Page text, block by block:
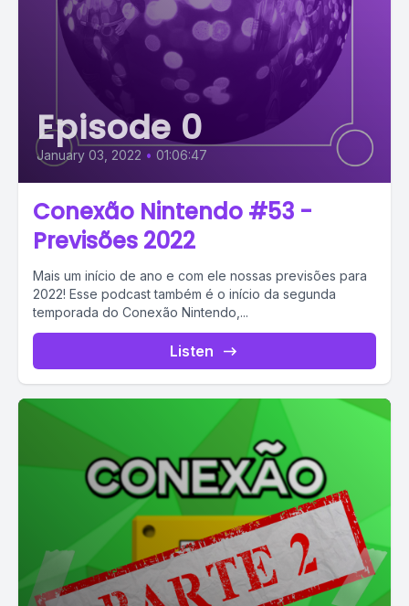
Episode 0
January 03, 2022 • 01:06:47
Conexão Nintendo #53 -
Previsões 2022
Mais um início de ano e com ele nossas previsões para
2022! Esse podcast também é o início da segunda
temporada do Conexão Nintendo,...
Listen